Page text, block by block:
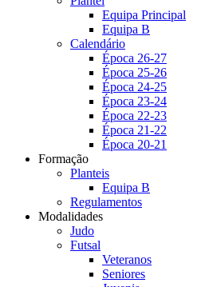
Equipa Principal
Equipa B
Calendário
Época 26-27
Época 25-26
Época 24-25
Época 23-24
Época 22-23
Época 21-22
Época 20-21
Formação
Planteis
Equipa B
Regulamentos
Modalidades
Judo
Futsal
Veteranos
Seniores